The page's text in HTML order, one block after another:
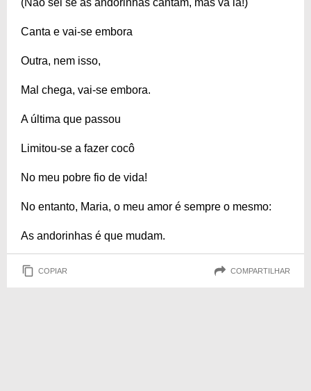
(Não sei se as andorinhas cantam, mas vá lá!)
Canta e vai-se embora
Outra, nem isso,
Mal chega, vai-se embora.
A última que passou
Limitou-se a fazer cocô
No meu pobre fio de vida!
No entanto, Maria, o meu amor é sempre o mesmo:
As andorinhas é que mudam.
COPIAR COMPARTILHAR